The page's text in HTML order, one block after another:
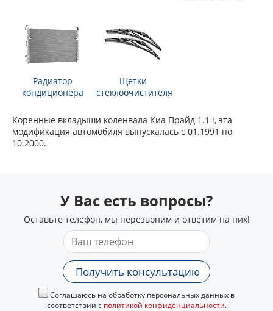
Радиатор
кондиционера
Щетки
стеклоочистителя
Коренные вкладыши коленвала Киа Прайд 1.1 i, эта
модификация автомобиля выпускалась с 01.1991 по
10.2000.
У Вас есть вопросы?
Оставьте телефон, мы перезвоним и ответим на них!
Получить консультацию
Соглашаюсь на обработку персональных данных в
соответствии с политикой конфиденциальности.